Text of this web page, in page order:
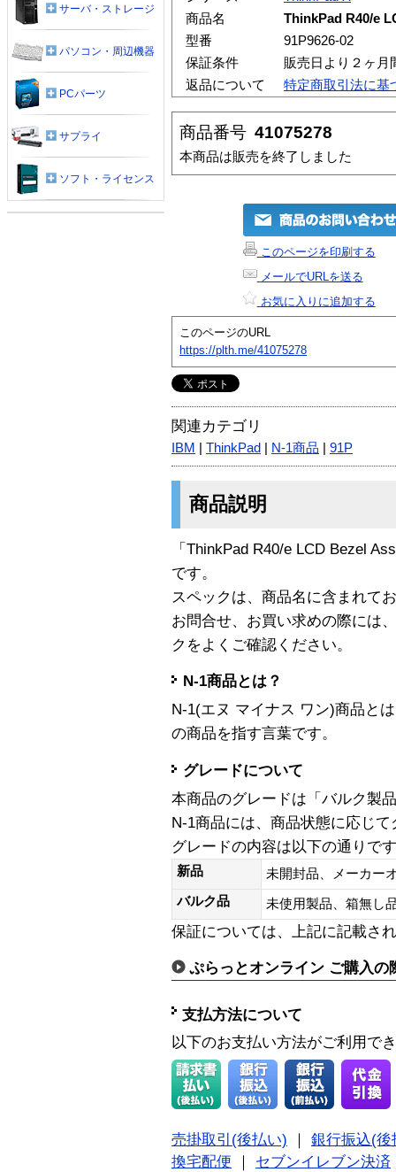
商品名
ThinkPad R40/e
型番
91P9626-02
保証条件
販売日より２ヶ月
返品について
特定商取引法に基
商品番号 41075278
本商品は販売を終了しました
このページを印刷する
メールでURLを送る
お気に入りに追加する
このページのURL
https://plth.me/41075278
関連カテゴリ
IBM ThinkPad N-1商品 91P
商品説明
「ThinkPad R40/e LCD Bezel
です。
スペックは、商品名に含まれて
お問合せ、お買い求めの際には
クをよくご確認ください。
N-1商品とは？
N-1(エヌ マイナス ワン)商品と
の商品を指す言葉です。
グレードについて
本商品のグレードは「バルク製
N-1商品には、商品状態に応じ
グレードの内容は以下の通りで
新品
未開封品、メーカー
バルク品
未使用製品、箱無
保証については、上記に記載さ
ぷらっとオンライン ご購入の
支払方法について
以下のお支払い方法がご利用で
売掛取引(後払い)
銀行振込(後
換宅配便
セブンイレブン決済
サーバ・ストレージ
パソコン・周辺機器
PCパーツ
サプライ
ソフト・ライセンス